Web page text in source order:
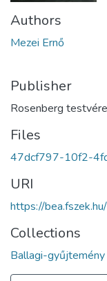
Authors
Mezei Ernő
Publisher
Rosenberg
Files
47dcf797-10f2-
URI
https://
Collections
Ballagi-gyűjtemény